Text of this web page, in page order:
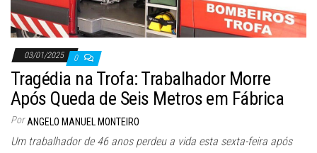
03/01/2025 0
Tragédia na Trofa: Trabalhador Morre
Após Queda de Seis Metros em Fábrica
Por ANGELO MANUEL MONTEIRO
Um trabalhador de 46 anos perdeu a vida esta sexta-feira após